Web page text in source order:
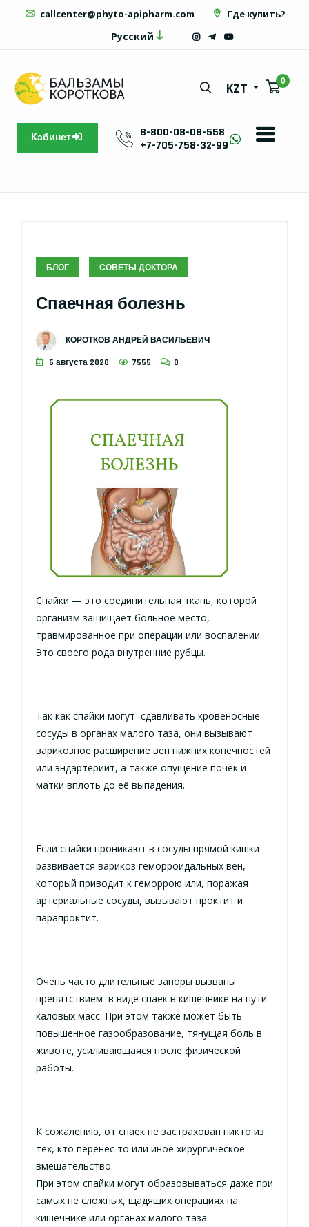
callcenter@phyto-apipharm.com Где купить?
Русский
KZT
0
Кабинет
8-800-08-08-558
+7-705-758-32-99
БЛОГ СОВЕТЫ ДОКТОРА
Спаечная болезнь
КОРОТКОВ АНДРЕЙ ВАСИЛЬЕВИЧ
6 августа 2020 7555 0
Спайки — это соединительная ткань, которой
организм защищает больное место,
травмированное при операции или воспалении.
Это своего рода внутренние рубцы.
Так как спайки могут сдавливать кровеносные
сосуды в органах малого таза, они вызывают
варикозное расширение вен нижних конечностей
или эндартериит, а также опущение почек и
матки вплоть до её выпадения.
Если спайки проникают в сосуды прямой кишки
развивается варикоз геморроидальных вен,
который приводит к геморрою или, поражая
артериальные сосуды, вызывают проктит и
парапроктит.
Очень часто длительные запоры вызваны
препятствием в виде спаек в кишечнике на пути
каловых масс. При этом также может быть
повышенное газообразование, тянущая боль в
животе, усиливающаяся после физической
работы.
К сожалению, от спаек не застрахован никто из
тех, кто перенес то или иное хирургическое
вмешательство.
При этом спайки могут образовываться даже при
самых не сложных, щадящих операциях на
кишечнике или органах малого таза.